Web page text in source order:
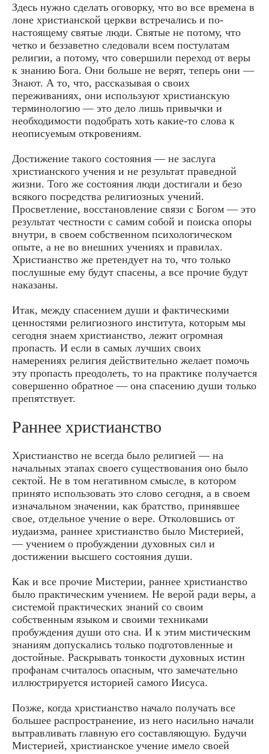
Здесь нужно сделать оговорку, что во все времена в
лоне христианской церкви встречались и по-
настоящему святые люди. Святые не потому, что
четко и беззаветно следовали всем постулатам
религии, а потому, что совершили переход от веры
к знанию Бога. Они больше не верят, теперь они —
Знают. А то, что, рассказывая о своих
переживаниях, они используют христианскую
терминологию — это дело лишь привычки и
необходимости подобрать хоть какие-то слова к
неописуемым откровениям.
Достижение такого состояния — не заслуга
христианского учения и не результат праведной
жизни. Того же состояния люди достигали и безо
всякого посредства религиозных учений.
Просветление, восстановление связи с Богом — это
результат честности с самим собой и поиска опоры
внутри, в своем собственном психологическом
опыте, а не во внешних учениях и правилах.
Христианство же претендует на то, что только
послушные ему будут спасены, а все прочие будут
наказаны.
Итак, между спасением души и фактическими
ценностями религиозного института, которым мы
сегодня знаем христианство, лежит огромная
пропасть. И если в самых лучших своих
намерениях религия действительно желает помочь
эту пропасть преодолеть, то на практике получается
совершенно обратное — она спасению души только
препятствует.
Раннее христианство
Христианство не всегда было религией — на
начальных этапах своего существования оно было
сектой. Не в том негативном смысле, в котором
принято использовать это слово сегодня, а в своем
изначальном значении, как братство, принявшее
свое, отдельное учение о вере. Отколовшись от
иудаизма, раннее христианство было Мистерией,
— учением о пробуждении духовных сил и
достижении высшего состояния души.
Как и все прочие Мистерии, раннее христианство
было практическим учением. Не верой ради веры, а
системой практических знаний со своим
собственным языком и своими техниками
пробуждения души ото сна. И к этим мистическим
знаниям допускались только подготовленные и
достойные. Раскрывать тонкости духовных истин
профанам считалось опасным, что замечательно
иллюстрируется историей самого Иисуса.
Позже, когда христианство начало получать все
большее распространение, из него насильно начали
вытравливать главную его составляющую. Будучи
Мистерией, христианское учение имело своей